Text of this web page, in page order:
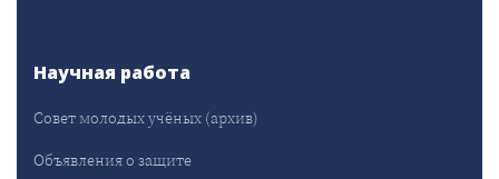
Научная работа
Совет молодых учёных (архив)
Объявления о защите